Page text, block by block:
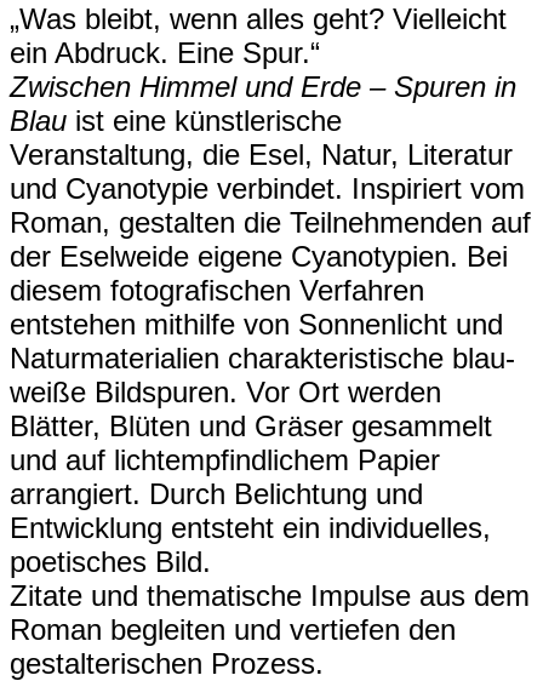
„Was bleibt, wenn alles geht? Vielleicht
ein Abdruck. Eine Spur.“
Zwischen Himmel und Erde – Spuren in
Blau ist eine künstlerische
Veranstaltung, die Esel, Natur, Literatur
und Cyanotypie verbindet. Inspiriert vom
Roman, gestalten die Teilnehmenden auf
der Eselweide eigene Cyanotypien. Bei
diesem fotografischen Verfahren
entstehen mithilfe von Sonnenlicht und
Naturmaterialien charakteristische blau-
weiße Bildspuren. Vor Ort werden
Blätter, Blüten und Gräser gesammelt
und auf lichtempfindlichem Papier
arrangiert. Durch Belichtung und
Entwicklung entsteht ein individuelles,
poetisches Bild.
Zitate und thematische Impulse aus dem
Roman begleiten und vertiefen den
gestalterischen Prozess.